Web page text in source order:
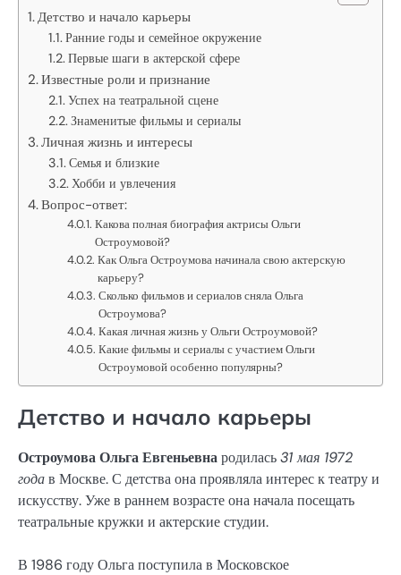
Детство и начало карьеры
Ранние годы и семейное окружение
Первые шаги в актерской сфере
Известные роли и признание
Успех на театральной сцене
Знаменитые фильмы и сериалы
Личная жизнь и интересы
Семья и близкие
Хобби и увлечения
Вопрос-ответ:
Какова полная биография актрисы Ольги
Остроумовой?
Как Ольга Остроумова начинала свою актерскую
карьеру?
Сколько фильмов и сериалов сняла Ольга
Остроумова?
Какая личная жизнь у Ольги Остроумовой?
Какие фильмы и сериалы с участием Ольги
Остроумовой особенно популярны?
Детство и начало карьеры
Остроумова Ольга Евгеньевнародилась31 мая 1972
годав Москве. С детства она проявляла интерес к театру и
искусству. Уже в раннем возрасте она начала посещать
театральные кружки и актерские студии.
В 1986 году Ольга поступила в Московское